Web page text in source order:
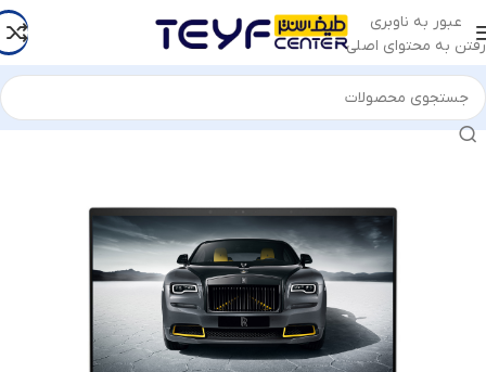
عبور به ناوبری
رفتن به محتوای اصلی
خانه/کامپیوتر و لپ تاپ/لپ تاپ/لپ تاپ اچ پی